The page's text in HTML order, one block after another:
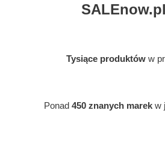
Tysiące produktów w
Ponad 450 znanych marek w